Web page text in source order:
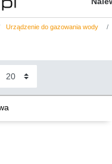
Urządzenie do gazowania wody